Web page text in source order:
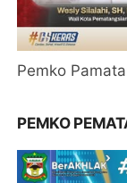
Pemko
PEMKO